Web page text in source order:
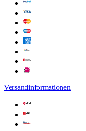
Versandinformationen